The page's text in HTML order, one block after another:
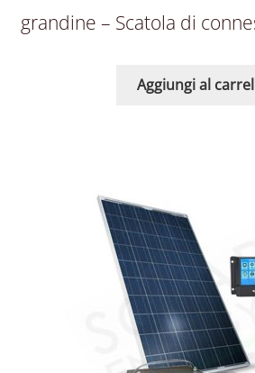
grandine – Scatola di
Aggiungi al